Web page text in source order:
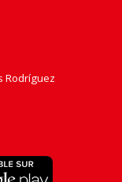
Rodríguez